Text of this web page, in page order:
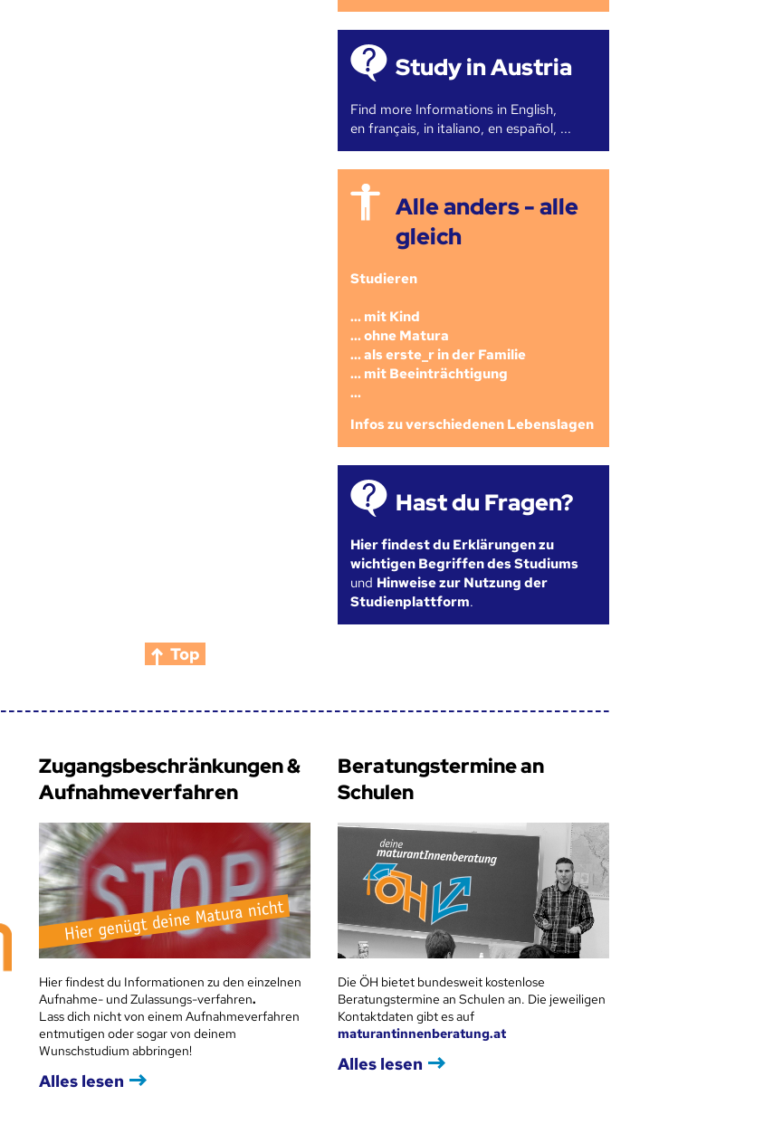
Study in Austria
Find more Informations in English,
en français, in italiano, en español, ...
Alle anders - alle
gleich
Studieren
... mit Kind
... ohne Matura
... als erste_r in der Familie
... mit Beeinträchtigung
...
Infos zu verschiedenen Lebenslagen
Hast du Fragen?
Hier findest du Erklärungen zu
wichtigen Begriffen des Studiums
und Hinweise zur Nutzung der
Studienplattform.
Top
Zugangsbeschränkungen &
Aufnahmeverfahren
Hier findest du Informationen zu den einzelnen
Aufnahme- und Zulassungs-verfahren.
Lass dich nicht von einem Aufnahmeverfahren
entmutigen oder sogar von deinem
Wunschstudium abbringen!
Alles lesen
Beratungstermine an
Schulen
Die ÖH bietet bundesweit kostenlose
Beratungstermine an Schulen an. Die jeweiligen
Kontaktdaten gibt es auf
maturantinnenberatung.at
Alles lesen